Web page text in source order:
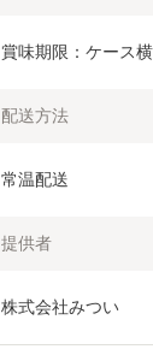
賞味期限：ケース
配送方法
常温配送
提供者
株式会社みつい